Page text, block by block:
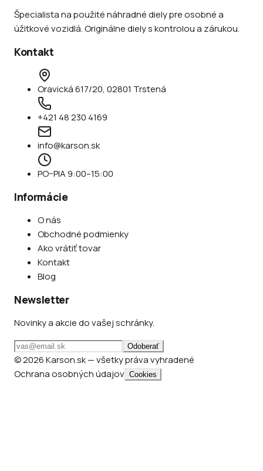
Špecialista na použité náhradné diely pre osobné a
úžitkové vozidlá. Originálne diely s kontrolou a zárukou.
Kontakt
Oravická 617/20, 02801 Trstená
+421 48 230 4169
info@karson.sk
PO–PIA 9:00–15:00
Informácie
O nás
Obchodné podmienky
Ako vrátiť tovar
Kontakt
Blog
Newsletter
Novinky a akcie do vašej schránky.
Odoberať
© 2026 Karson.sk — všetky práva vyhradené
Ochrana osobných údajov Cookies